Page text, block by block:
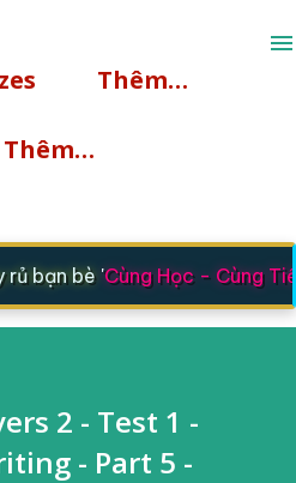
Thêm…
Thêm…
bạn bè 'Cùng Học - Cùng Tiến
2 - Test 1 -
- Part 5 -